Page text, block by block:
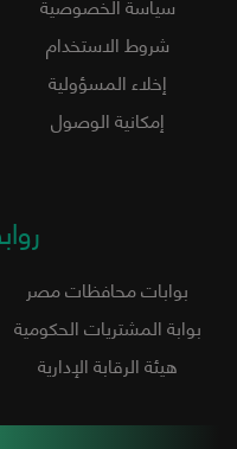
شروط الاستخدام
إخلاء المسؤولية
إمكانية الوصول
بوابات محافظات مصر
بوابة المشتريات الحكومية
هيئة الرقابة الإدارية